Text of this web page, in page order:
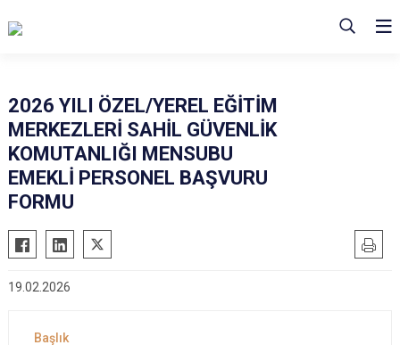
2026 YILI ÖZEL/YEREL EĞİTİM
MERKEZLERİ SAHİL GÜVENLİK
KOMUTANLIĞI MENSUBU
EMEKLİ PERSONEL BAŞVURU
FORMU
19.02.2026